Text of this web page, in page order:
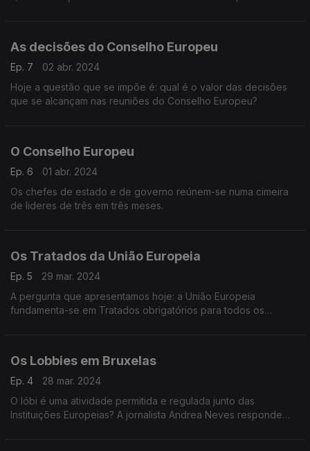
As decisões do Conselho Europeu
Ep. 7
02 abr. 2024
Hoje a questão que se impõe é: qual é o valor das decisões
que se alcançam nas reuniões do Conselho Europeu?
O Conselho Europeu
Ep. 6
01 abr. 2024
Os chefes de estado e de governo reúnem-se numa cimeira
de lideres de três em três meses.
Os Tratados da União Europeia
Ep. 5
29 mar. 2024
A pergunta que apresentamos hoje: a União Europeia
fundamenta-se em Tratados obrigatórios para todos os
Os Lobbies em Bruxelas
Ep. 4
28 mar. 2024
O lóbi é uma atividade permitida e regulada junto das
Instituições Europeias? A jornalista Andrea Neves responde